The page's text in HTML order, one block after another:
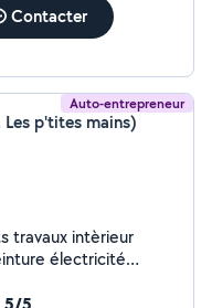
Contacter
Auto-entrepreneur
p'tites mains)
travaux intèrieur